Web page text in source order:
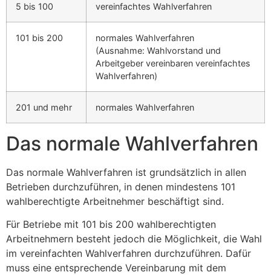
5 bis 100 vereinfachtes Wahlverfahren
101 bis 200
normales Wahlverfahren
(Ausnahme: Wahlvorstand und
Arbeitgeber vereinbaren vereinfachtes
Wahlverfahren)
201 und mehr normales Wahlverfahren
Das normale Wahlverfahren
Das normale Wahlverfahren ist grundsätzlich in allen
Betrieben durchzuführen, in denen mindestens 101
wahlberechtigte Arbeitnehmer beschäftigt sind.
Für Betriebe mit 101 bis 200 wahlberechtigten
Arbeitnehmern besteht jedoch die Möglichkeit, die Wahl
im vereinfachten Wahlverfahren durchzuführen. Dafür
muss eine entsprechende Vereinbarung mit dem